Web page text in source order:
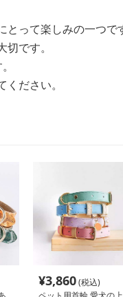
って楽しみの一つで
です。
ださい。
¥3,860(税込)